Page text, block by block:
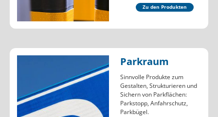
Zu den Produkten
Parkraum
Sinnvolle Produkte zum
Gestalten, Strukturieren und
Sichern von Parkflächen:
Parkstopp, Anfahrschutz,
Parkbügel.